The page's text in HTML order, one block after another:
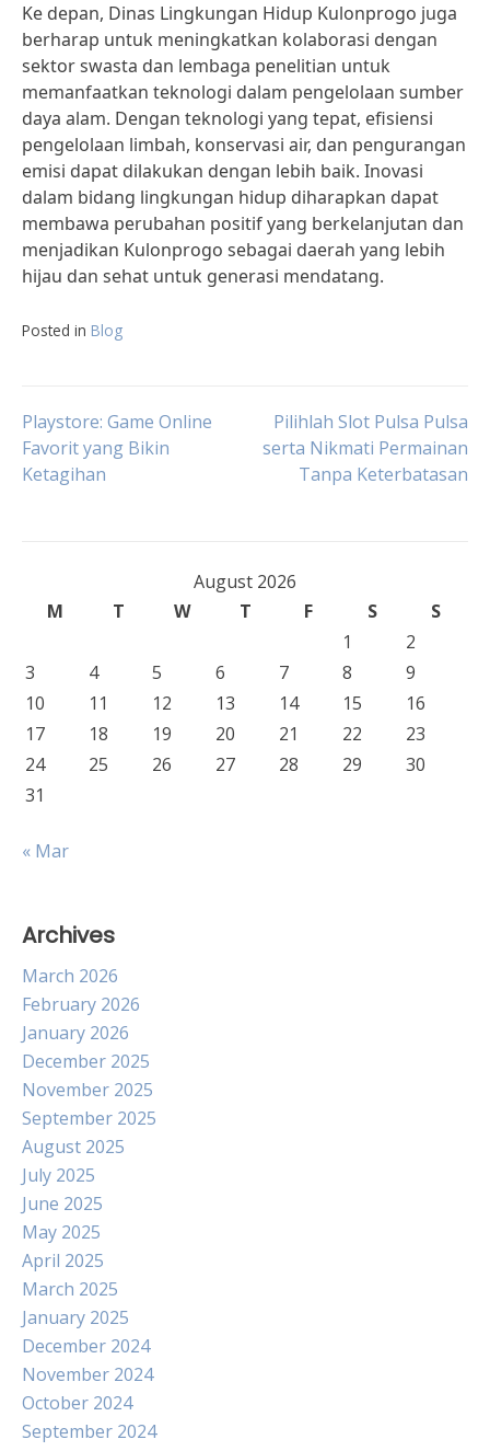
Ke depan, Dinas Lingkungan Hidup Kulonprogo juga
berharap untuk meningkatkan kolaborasi dengan
sektor swasta dan lembaga penelitian untuk
memanfaatkan teknologi dalam pengelolaan sumber
daya alam. Dengan teknologi yang tepat, efisiensi
pengelolaan limbah, konservasi air, dan pengurangan
emisi dapat dilakukan dengan lebih baik. Inovasi
dalam bidang lingkungan hidup diharapkan dapat
membawa perubahan positif yang berkelanjutan dan
menjadikan Kulonprogo sebagai daerah yang lebih
hijau dan sehat untuk generasi mendatang.
Posted in Blog
Post
navigation
Playstore: Game Online
Favorit yang Bikin
Ketagihan
Pilihlah Slot Pulsa Pulsa
serta Nikmati Permainan
Tanpa Keterbatasan
August 2026
M
T W T F S
S
1
2
3
4 5 6 7 8
9
10
11 12 13 14 15
16
17
18 19 20 21 22
23
24
25 26 27 28 29
30
31
« Mar
Archives
March 2026
February 2026
January 2026
December 2025
November 2025
September 2025
August 2025
July 2025
June 2025
May 2025
April 2025
March 2025
January 2025
December 2024
November 2024
October 2024
September 2024